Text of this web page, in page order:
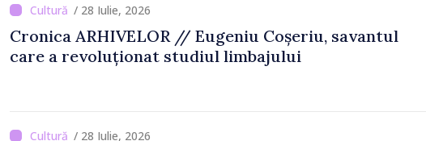
/ 28 Iulie, 2026
Cronica ARHIVELOR // Eugeniu Coșeriu, savantul
care a revoluționat studiul limbajului
/ 28 Iulie, 2026